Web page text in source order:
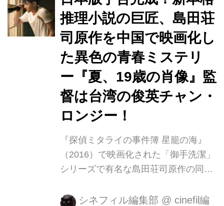
デューサー,監督の秋山純は、「原作脚
本に描かれる、透明感のある主人公
「弓子」を、２年間探し求めました。
幼い頃から文学に親しみ、本を読むこ
とが日常であった結城さんと出会った
時、弓子を演じられるのは、結城さん
しかいないと直感しました。ロケが進
むにつれ、自分の内面に入り込んでい
推理小説の巨匠、島田荘
司原作を中国で映画化し
た異色の青春ミステリ
ー『夏、19歳の肖像』監
督は台湾の俊英チャン・
ロンジー！
『探偵ミタライの事件簿 星籠の海』
（2016）で映画化された「御手洗潔」
シリーズで有名な島田荘司原作の同名
肖像』が、8月25日（土）よりシネマ
シネフィル編集部 @ cinefil編